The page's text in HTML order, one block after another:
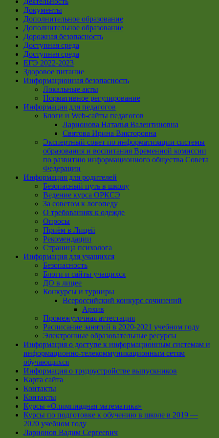
Документы
Дополнительное образование
Дополнительное образование
Дорожная безопасность
Доступная среда
Доступная среда
ЕГЭ 2022-2023
Здоровое питание
Информационная безопасность
Локальные акты
Нормативное регулирование
Информация для педагогов
Блоги и Web-сайты педагогов
Ларионова Наталья Валентиновна
Святова Ирина Викторовна
Экспертный совет по информатизации системы
образования и воспитания Временной комиссии
по развитию информационного общества Совета
Федерации
Информация для родителей
Безопасный путь в школу
Ведение курса ОРКСЭ
За советом к логопеду
О требованиях к одежде
Опросы
Приём в Лицей
Рекомендации
Страница психолога
Информация для учащихся
Безопасность
Блоги и сайты учащихся
ДО в лицее
Конкурсы и турниры
Всероссийский конкурс сочинений
Архив
Промежуточная аттестация
Расписание занятий в 2020-2021 учебном году
Электронные образовательные ресурсы
Информация о доступе к информационным системам и
информационно-телекоммуникационным сетям
обучающихся
Информация о трудоустройстве выпускников
Карта сайта
Контакты
Контакты
Курсы «Олимпиадная математика»
Курсы по подготовке к обучению в школе в 2019 —
2020 учебном году
Ларионов Вадим Сергеевич